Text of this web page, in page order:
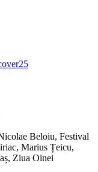
Beloiu, Festival
Marius Țeicu,
Ziua Oinei